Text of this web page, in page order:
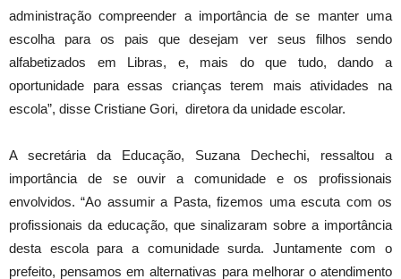
administração compreender a importância de se manter uma
escolha para os pais que desejam ver seus filhos sendo
alfabetizados em Libras, e, mais do que tudo, dando a
oportunidade para essas crianças terem mais atividades na
escola”, disse Cristiane Gori, diretora da unidade escolar.
A secretária da Educação, Suzana Dechechi, ressaltou a
importância de se ouvir a comunidade e os profissionais
envolvidos. “Ao assumir a Pasta, fizemos uma escuta com os
profissionais da educação, que sinalizaram sobre a importância
desta escola para a comunidade surda. Juntamente com o
prefeito, pensamos em alternativas para melhorar o atendimento